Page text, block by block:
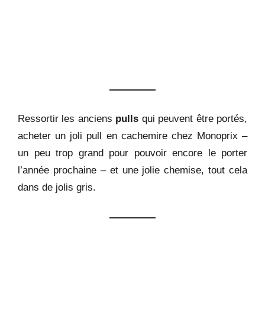
Ressortir les anciens pulls qui peuvent être portés,
acheter un joli pull en cachemire chez Monoprix –
un peu trop grand pour pouvoir encore le porter
l’année prochaine – et une jolie chemise, tout cela
dans de jolis gris.